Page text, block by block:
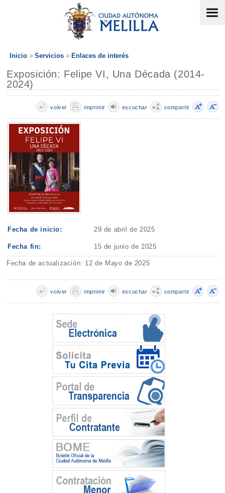
Inicio Servicios Enlaces de interés
Exposición: Felipe VI, Una Década (2014-
2024)
compartir
escuchar
imprimir
volver
Fecha de inicio: 29 de abril de 2025
Fecha fin: 15 de junio de 2025
Fecha de actualización: 12 de Mayo de 2025
compartir
escuchar
imprimir
volver